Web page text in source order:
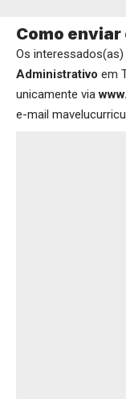
Como
Os
Administrativo em
unicamente via
e-mail